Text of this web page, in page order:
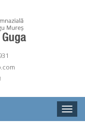
Toggle